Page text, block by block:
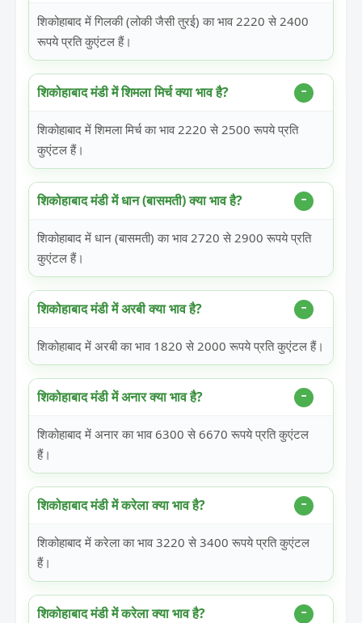
शिकोहाबाद में गिलकी (लोकी जैसी तुरई) का भाव 2220 से 2400
रूपये प्रति कुएंटल हैं।
शिकोहाबाद मंडी में शिमला मिर्च क्या भाव है?
शिकोहाबाद में शिमला मिर्च का भाव 2220 से 2500 रूपये प्रति
कुएंटल हैं।
शिकोहाबाद मंडी में धान (बासमती) क्या भाव है?
शिकोहाबाद में धान (बासमती) का भाव 2720 से 2900 रूपये प्रति
कुएंटल हैं।
शिकोहाबाद मंडी में अरबी क्या भाव है?
शिकोहाबाद में अरबी का भाव 1820 से 2000 रूपये प्रति कुएंटल हैं।
शिकोहाबाद मंडी में अनार क्या भाव है?
शिकोहाबाद में अनार का भाव 6300 से 6670 रूपये प्रति कुएंटल
हैं।
शिकोहाबाद मंडी में करेला क्या भाव है?
शिकोहाबाद में करेला का भाव 3220 से 3400 रूपये प्रति कुएंटल
हैं।
शिकोहाबाद मंडी में करेला क्या भाव है?